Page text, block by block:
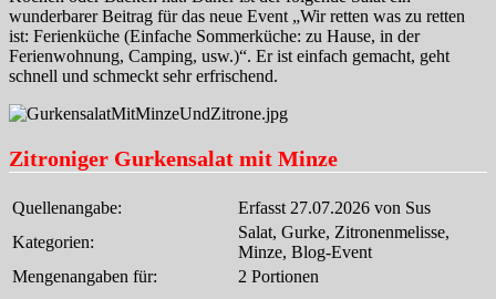
wunderbarer Beitrag für das neue Event „Wir retten was zu retten
ist: Ferienküche (Einfache Sommerküche: zu Hause, in der
Ferienwohnung, Camping, usw.)“. Er ist einfach gemacht, geht
schnell und schmeckt sehr erfrischend.
Zitroniger Gurkensalat mit Minze
Quellenangabe:
Erfasst 27.07.2026 von Sus
Kategorien:
Salat, Gurke, Zitronenmelisse,
Minze, Blog-Event
Mengenangaben für:
2 Portionen